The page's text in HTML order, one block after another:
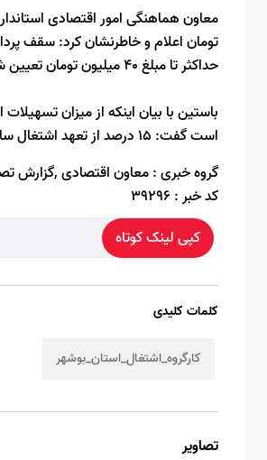
تومان اعلام و خاطرنشان کرد: سقف
حداکثر تا مبلغ ۴۰ میلیون تومان تعیین شده است.
است گفت: ۱۵ درصد از تعهد اشتغال سال جاری به فارغ‌التحصیلان دانشگاهی اختصاص دارد.
گروه خبری :معاون اقتصادی ,گزارش
کد خبر :39296
کپی لینک کوتاه
کلمات کلیدی
کارگروه_اشتغال_استان_بوشهر
تصاویر